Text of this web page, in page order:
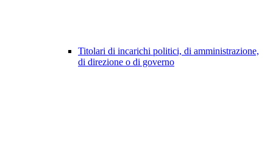
Titolari di incarichi politici, di amministrazione,
di direzione o di governo